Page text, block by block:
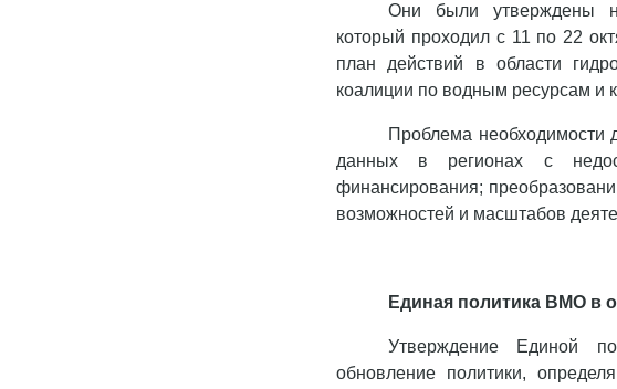
Они были утверждены
который проходил с 11 по 22
план действий в области
коалиции по водным ресурсам и
Проблема необходимости
данных в регионах с
финансирования;
возможностей и масштабов
Единая политика ВМО в
Утверждение Единой
обновление политики,